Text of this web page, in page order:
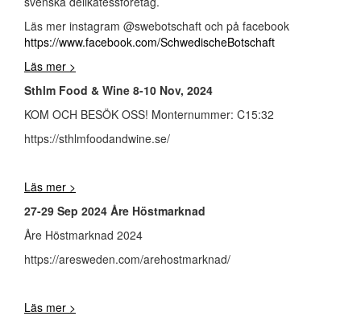
Läs mer instagram @swebotschaft och på facebook
https://www.facebook.com/SchwedischeBotschaft
Läs mer >
Sthlm Food & Wine 8-10 Nov, 2024
KOM OCH BESÖK OSS! Monternummer: C15:32
https://sthlmfoodandwine.se/
Läs mer >
27-29 Sep 2024 Åre Höstmarknad
Åre Höstmarknad 2024
https://aresweden.com/arehostmarknad/
Läs mer >